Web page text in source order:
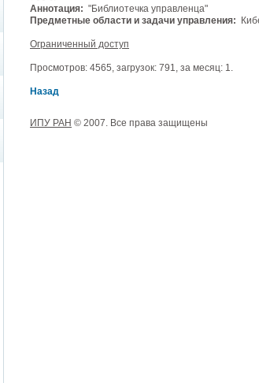
Аннотация: "Библиотечка управленца"
Предметные области и задачи управления:
Ограниченный доступ
Просмотров: 4565, загрузок: 791, за месяц: 1.
Назад
ИПУ РАН © 2007. Все права защищены